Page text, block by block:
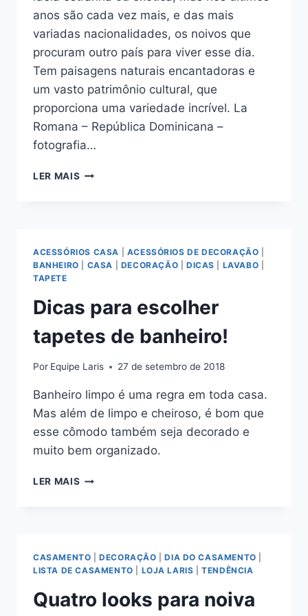
anos são cada vez mais, e das mais
variadas nacionalidades, os noivos que
procuram outro país para viver esse dia.
Tem paisagens naturais encantadoras e
um vasto patrimônio cultural, que
proporciona uma variedade incrível. La
Romana – República Dominicana –
fotografia…
LER MAIS CASAMENTO
ACESSÓRIOS CASA ACESSÓRIOS DE DECORAÇÃO
BANHEIRO
CASA DECORAÇÃO DICAS LAVABO
TAPETE
Dicas para escolher
tapetes de banheiro!
Por Equipe Laris 27 de setembro de 2018
Banheiro limpo é uma regra em toda casa.
Mas além de limpo e cheiroso, é bom que
esse cômodo também seja decorado e
muito bem organizado.
LER MAIS DICAS
BANHEIRO!
CASAMENTO |DECORAÇÃO |DIA DO CASAMENTO
LISTA DE CASAMENTO
LOJA LARIS |TENDÊNCIA
Quatro looks para noiva